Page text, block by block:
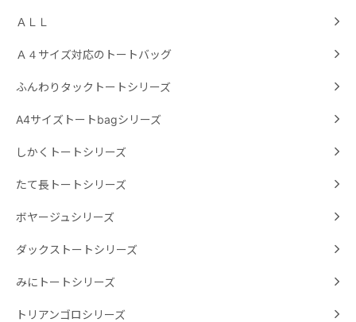
ＡＬＬ
Ａ４サイズ対応のトートバッグ
ふんわりタックトートシリーズ
A4サイズトートbagシリーズ
しかくトートシリーズ
たて長トートシリーズ
ボヤージュシリーズ
ダックストートシリーズ
みにトートシリーズ
トリアンゴロシリーズ